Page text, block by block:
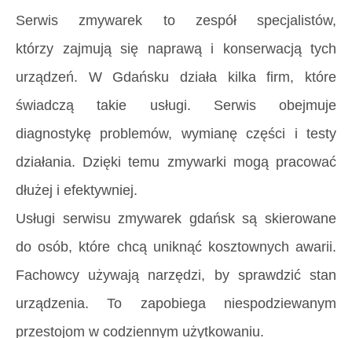
Serwis zmywarek to zespół specjalistów,
którzy zajmują się naprawą i konserwacją tych
urządzeń. W Gdańsku działa kilka firm, które
świadczą takie usługi. Serwis obejmuje
diagnostykę problemów, wymianę części i testy
działania. Dzięki temu zmywarki mogą pracować
dłużej i efektywniej.
Usługi serwisu zmywarek gdańsk są skierowane
do osób, które chcą uniknąć kosztownych awarii.
Fachowcy używają narzędzi, by sprawdzić stan
urządzenia. To zapobiega niespodziewanym
przestojom w codziennym użytkowaniu.